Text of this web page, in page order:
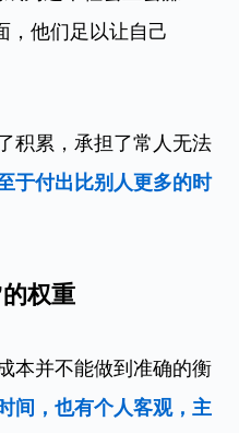
，他们足以让自己
积累，承担了常人无法
于付出比别人更多的时
权重
本并不能做到准确的衡
间，也有个人客观，主